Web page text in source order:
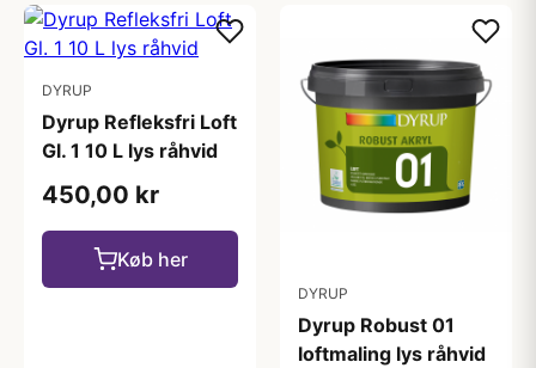
DYRUP
Dyrup Refleksfri Loft
Gl. 1 10 L lys råhvid
450,00 kr
Køb her
DYRUP
Dyrup Robust 01
loftmaling lys råhvid